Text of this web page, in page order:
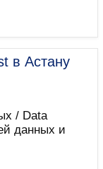
в Астану
/ Data
данных и